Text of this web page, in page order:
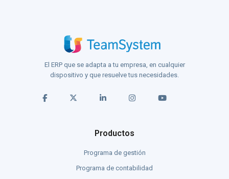
El ERP que se adapta a tu empresa, en cualquier
dispositivo y que resuelve tus necesidades.
Productos
Programa de gestión
Programa de contabilidad